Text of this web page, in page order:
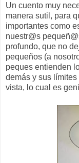
Un cuento muy
manera sutil, para
importantes como
nuestr@s
profundo, que no
pequeños (a
peques entienden
demás y sus
vista, lo cual es